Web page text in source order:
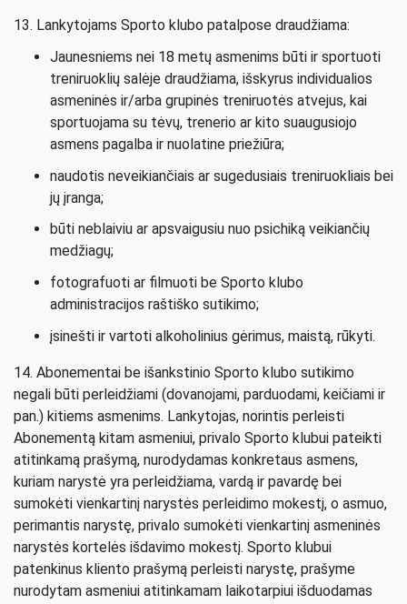
13. Lankytojams Sporto klubo patalpose draudžiama:
Jaunesniems nei 18 metų asmenims būti ir sportuoti
treniruoklių salėje draudžiama, išskyrus individualios
asmeninės ir/arba grupinės treniruotės atvejus, kai
sportuojama su tėvų, trenerio ar kito suaugusiojo
asmens pagalba ir nuolatine priežiūra;
naudotis neveikiančiais ar sugedusiais treniruokliais bei
jų įranga;
būti neblaiviu ar apsvaigusiu nuo psichiką veikiančių
medžiagų;
fotografuoti ar filmuoti be Sporto klubo
administracijos raštiško sutikimo;
įsinešti ir vartoti alkoholinius gėrimus, maistą, rūkyti.
14. Abonementai be išankstinio Sporto klubo sutikimo
negali būti perleidžiami (dovanojami, parduodami, keičiami ir
pan.) kitiems asmenims. Lankytojas, norintis perleisti
Abonementą kitam asmeniui, privalo Sporto klubui pateikti
atitinkamą prašymą, nurodydamas konkretaus asmens,
kuriam narystė yra perleidžiama, vardą ir pavardę bei
sumokėti vienkartinį narystės perleidimo mokestį, o asmuo,
perimantis narystę, privalo sumokėti vienkartinį asmeninės
narystės kortelės išdavimo mokestį. Sporto klubui
patenkinus kliento prašymą perleisti narystę, prašyme
nurodytam asmeniui atitinkamam laikotarpiui išduodamas